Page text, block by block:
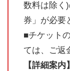
数料は除く
券」が必要
■チケット
ては、ご返
【詳細案内】